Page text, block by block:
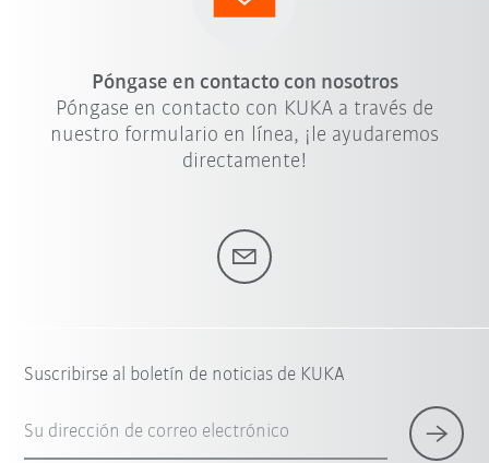
Póngase en contacto con nosotros
Póngase en contacto con KUKA a través de
nuestro formulario en línea, ¡le ayudaremos
directamente!
Suscribirse al boletín de noticias de KUKA
Su dirección de correo electrónico